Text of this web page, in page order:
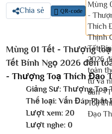
Chia sẻ QR-code
Mùng 01 Tết - Thượng
Tết Bính Ngọ 2026 đến
- Thượng Toạ Thích Đạo
Giảng Sư: Thượng Toạ
Thể loại: Vấn Đáp Phật
Lượt xem: 20
Lượt nghe: 0